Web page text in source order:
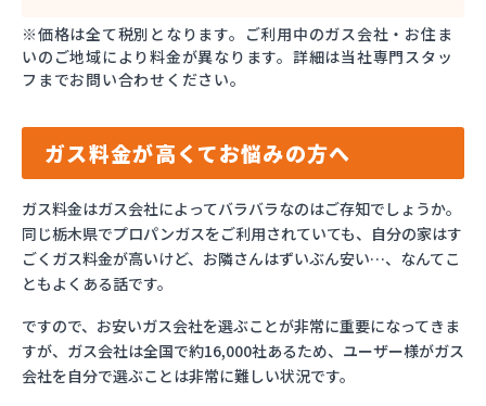
※価格は全て税別となります。ご利用中のガス会社・お住ま
いのご地域により料金が異なります。詳細は当社専門スタッ
フまでお問い合わせください。
ガス料金が高くてお悩みの方へ
ガス料金はガス会社によってバラバラなのはご存知でしょうか。
同じ栃木県でプロパンガスをご利用されていても、自分の家はす
ごくガス料金が高いけど、お隣さんはずいぶん安い…、なんてこ
ともよくある話です。
ですので、お安いガス会社を選ぶことが非常に重要になってきま
すが、ガス会社は全国で約16,000社あるため、ユーザー様がガス
会社を自分で選ぶことは非常に難しい状況です。